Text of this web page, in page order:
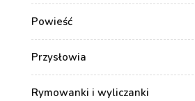
Powieść
Przysłowia
Rymowanki i wyliczanki